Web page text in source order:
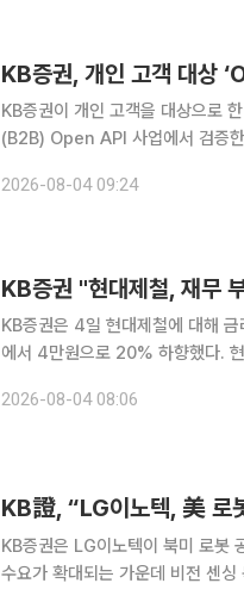
KB증권, 개인 고객 대상
KB증권이 개인 고객을 대상으로
(B2B) Open API 사업에서 검증한
고객이 직접 개발한 프로그램이나
2026-08-04 09:24
KB증권 "현대제철, 재
KB증권은 4일 현대제철에 대해
에서 4만원으로 20% 하향했다.
효과에도 불구하고 수요가들의 업
2026-08-04 08:06
KB證, “LG이노텍, 美 로
KB증권은 LG이노텍이 북미 로봇
수요가 확대되는 가운데 비전 센